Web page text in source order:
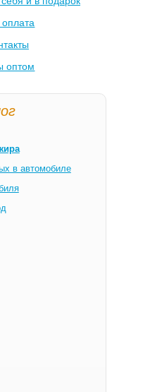
оплата
оптом
в автомобиле